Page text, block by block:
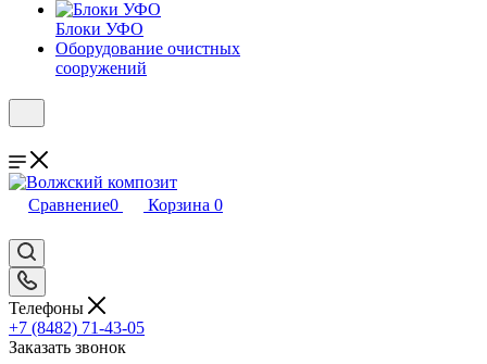
Блоки УФО
Оборудование очистных
сооружений
Сравнение0 Корзина 0
Телефоны
+7 (8482) 71-43-05
Заказать звонок